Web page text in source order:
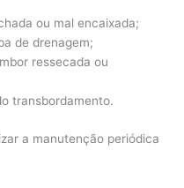
ou mal encaixada;
de drenagem;
ressecada ou
transbordamento.
a manutenção periódica